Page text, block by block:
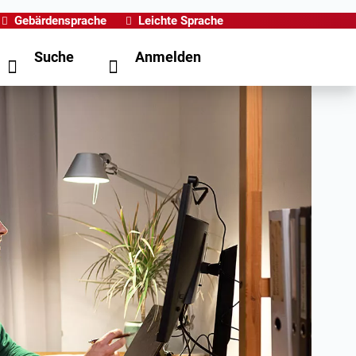
Gebärdensprache Leichte Sprache
Suche Anmelden